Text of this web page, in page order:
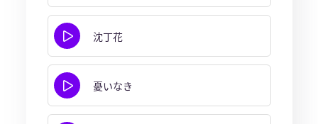
沈丁花
憂いなき